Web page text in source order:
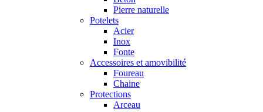
Pierre naturelle
Potelets
Acier
Inox
Fonte
Accessoires et amovibilité
Foureau
Chaine
Protections
Arceau